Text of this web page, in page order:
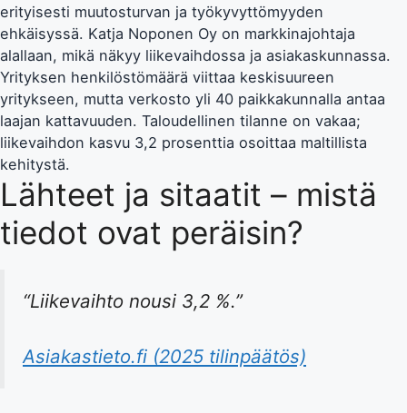
erityisesti muutosturvan ja työkyvyttömyyden
ehkäisyssä. Katja Noponen Oy on markkinajohtaja
alallaan, mikä näkyy liikevaihdossa ja asiakaskunnassa.
Yrityksen henkilöstömäärä viittaa keskisuureen
yritykseen, mutta verkosto yli 40 paikkakunnalla antaa
laajan kattavuuden. Taloudellinen tilanne on vakaa;
liikevaihdon kasvu 3,2 prosenttia osoittaa maltillista
kehitystä.
Lähteet ja sitaatit – mistä
tiedot ovat peräisin?
“Liikevaihto nousi 3,2 %.”
Asiakastieto.fi (2025 tilinpäätös)